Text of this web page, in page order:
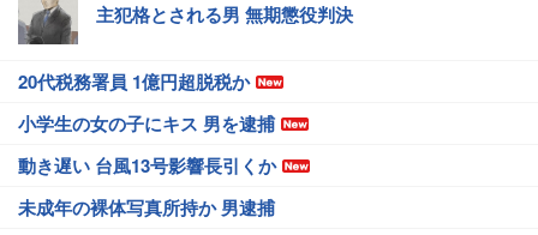
主犯格とされる男 無期懲役判決
20代税務署員 1億円超脱税か
小学生の女の子にキス 男を逮捕
動き遅い 台風13号影響長引くか
未成年の裸体写真所持か 男逮捕